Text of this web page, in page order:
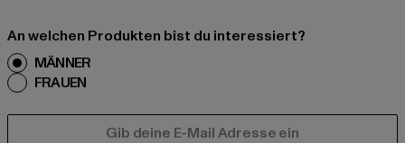
An welchen Produkten bist du interessiert?
MÄNNER
FRAUEN